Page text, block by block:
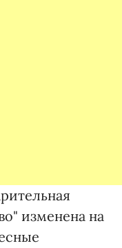
изменена на